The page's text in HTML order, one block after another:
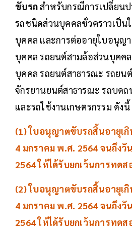
ขับรถสำหรับกรณีการเปลี่ยน
รถชนิดส่วนบุคคลชั่วคราวเป็
บุคคล และการต่ออายุใบอนุญ
บุคคล รถยนต์สามล้อส่วนบุคค
บุคคล รถยนต์สาธารณะ รถยน
จักรยานยนต์สาธารณะ รถบดถ
และรถใช้งานเกษตรกรรม ดังนี้
(1) ใบอนุญาตขับรถสิ้นอายุเ
4 มกราคม พ.ศ. 2564 จนถึง
2564 ให้ได้รับยกเว้นการทด
(2) ใบอนุญาตขับรถสิ้นอายุเ
4 มกราคม พ.ศ. 2564 จนถึง
2564 ให้ได้รับยกเว้นการทด